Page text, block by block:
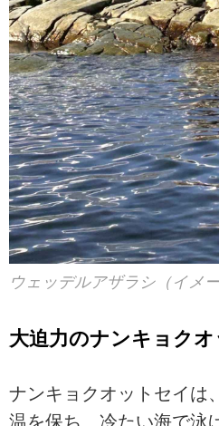
ウェッデルアザラシ（イメ
大迫力のナンキョクオ
ナンキョクオットセイは
温を保ち、冷たい海で泳